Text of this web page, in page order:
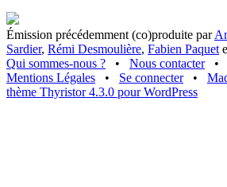
Émission précédemment (co)produite par
Sardier, Rémi Desmoulière, Fabien Paquet
Qui sommes-nous ?
• Nous contacter •
Mentions Légales
• Se connecter •
thème Thyristor 4.3.0 pour WordPress